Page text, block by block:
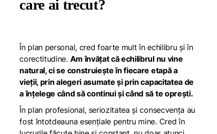
care ai trecut?
În plan personal, cred foarte mult în echilibru și în
corectitudine. Am învățat că echilibrul nu vine
natural, ci se construiește în fiecare etapă a
vieții, prin alegeri asumate și prin capacitatea de
a înțelege când să continui și când să te oprești.
În plan profesional, seriozitatea și consecvența au
fost întotdeauna esențiale pentru mine. Cred în